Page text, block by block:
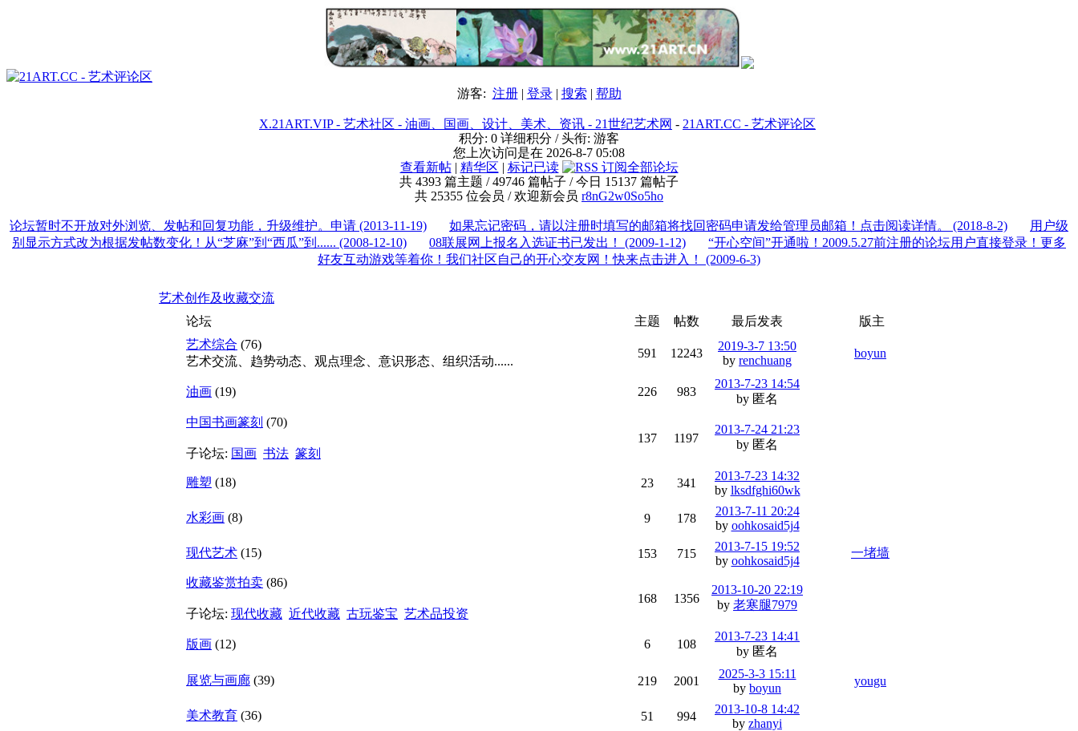
游客: 注册| 登录| 搜索 | 帮助
X.21ART.VIP - 艺术社区 - 油画、国画、设计、美术、资讯 - 21世纪艺术网 - 21ART.CC - 艺术评论区
积分: 0 详细积分 / 头衔: 游客
您上次访问是在 2026-8-7 05:08
查看新帖| 精华区 | 标记已读
共 4393 篇主题 /49746 篇帖子 / 今日 15137 篇帖子
共 25355 位会员 / 欢迎新会员 r8nG2w0So5ho
论坛暂时不开放对外浏览、发帖和回复功能，升级维护。申请 (2013-11-19) 如果忘记密码，请以注册时填写的邮箱将找回密码申请发给管理员邮箱！点击阅读详情。 (2018-8-2)
用户级
别显示方式改为根据发帖数变化！从“芝麻”到“西瓜”到...... (2008-12-10) 08联展网上报名入选证书已发出！ (2009-1-12)
“开心空间”开通啦！2009.5.27前注册的论坛用户直接登录！更多
好友互动游戏等着你！我们社区自己的开心交友网！快来点击进入！
(2009-6-3)
艺术创作及收藏交流
论坛
主题 帖数 最后发表
版主
艺术综合 (76)
艺术交流、趋势动态、观点理念、意识形态、组织活动......
591 12243
2019-3-7 13:50
by renchuang
boyun
油画 (19) 226 983
2013-7-23 14:54
by 匿名
中国书画篆刻 (70)
子论坛: 国画 书法 篆刻
137 1197
2013-7-24 21:23
by 匿名
雕塑 (18) 23 341
2013-7-23 14:32
by lksdfghi60wk
水彩画 (8) 9 178
2013-7-11 20:24
by oohkosaid5j4
现代艺术 (15) 153 715
2013-7-15 19:52
by oohkosaid5j4
一堵墙
收藏鉴赏拍卖 (86)
子论坛: 现代收藏 近代收藏 古玩鉴宝 艺术品投资
168 1356
2013-10-20 22:19
by 老寒腿7979
版画 (12) 6 108
2013-7-23 14:41
by 匿名
展览与画廊 (39) 219 2001
2025-3-3 15:11
by boyun
yougu
美术教育 (36) 51 994
2013-10-8 14:42
by zhanyi